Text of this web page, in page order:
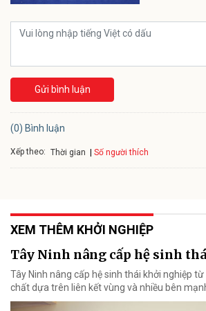
Gửi bình luận
(0) Bình luận
Xếp theo: Thời gian Số người thích
XEM THÊM KHỞI NGHIỆP
Tây Ninh nâng cấp hệ sinh
Tây Ninh nâng cấp hệ sinh thái khởi nghiệp
chất dựa trên liên kết vùng và nhiều bên